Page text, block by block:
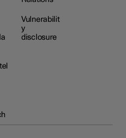
Vulnerabilit
y
disclosure